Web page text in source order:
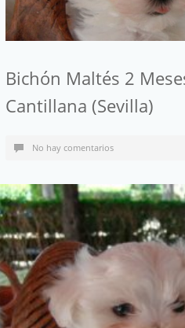
Bichón Maltés 2
Cantillana (Sevilla)
No hay comentarios